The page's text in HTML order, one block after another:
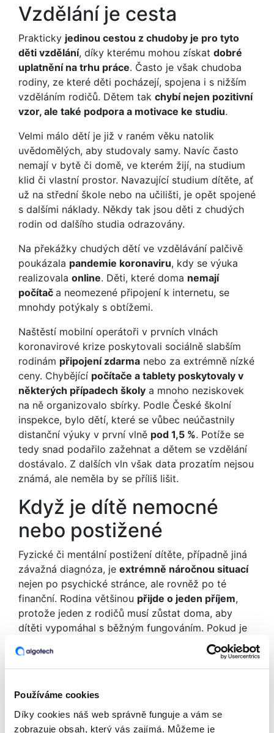
Používáme cookies
Díky cookies náš web správně funguje a vám se
zobrazuje obsah, který vás zajímá. Můžeme je
Vzdělání je cesta
Prakticky jedinou cestou z chudoby je pro tyto
děti vzdělání, díky kterému mohou získat dobré
uplatnění na trhu práce. Často je však chudoba
rodiny, ze které děti pocházejí, spojena i s nižším
vzděláním rodičů. Dětem tak chybí nejen pozitivní
vzor, ale také podpora a motivace ke studiu.
Velmi málo dětí je již v raném věku natolik
uvědomělých, aby studovaly samy. Navíc často
nemají v bytě či domě, ve kterém žijí, na studium
klid či vlastní prostor. Navazující studium dítěte, ať
už na střední škole nebo na učilišti, je opět spojené
s dalšími náklady. Někdy tak jsou děti z chudých
rodin od dalšího studia odrazovány.
Na překážky chudých dětí ve vzdělávání palčivě
poukázala pandemie koronaviru, kdy se výuka
realizovala online. Děti, které doma nemají
počítač a neomezené připojení k internetu, se
mnohdy potýkaly s obtížemi.
Naštěstí mobilní operátoři v prvních vlnách
koronavirové krize poskytovali sociálně slabším
rodinám připojení zdarma nebo za extrémně nízké
ceny. Chybějící počítače a tablety poskytovaly v
některých případech školy a mnoho neziskovek
na ně organizovalo sbírky. Podle České školní
inspekce, bylo dětí, které se vůbec neúčastnily
distanční výuky v první vlně pod 1,5 %. Potíže se
tedy snad podařilo zažehnat a dětem se vzdělání
dostávalo. Z dalších vln však data prozatím nejsou
známá, ale neměla by se příliš lišit.
Když je dítě nemocné
nebo postižené
Fyzické či mentální postižení dítěte, případně jiná
závažná diagnóza, je extrémně náročnou situací
nejen po psychické stránce, ale rovněž po té
finanční. Rodina většinou přijde o jeden příjem,
protože jeden z rodičů musí zůstat doma, aby
dítěti vypomáhal s běžným fungováním. Pokud je
rodič takového dítěte navíc samoživitelem, mohou
se dostat do vážných finančních potíží.
na péči o takto nemocné dítě pohybují ve výši
okolo135 000 Kč ročně. Do této částky se
počítají náklady na rehabilitace, různé léky či